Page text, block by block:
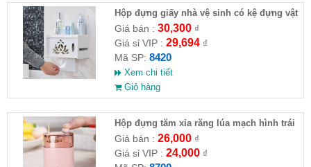
Hộp đựng giấy nhà vệ sinh có kệ đựng vật
dụng
Giá bán : 30,300₫
Giá sỉ VIP : 29,694₫
Mã SP: 8420
Xem chi tiết
Giỏ hàng
Hộp đựng tăm xỉa răng lúa mạch hình trái
tim
Giá bán : 26,000₫
Giá sỉ VIP : 24,000₫